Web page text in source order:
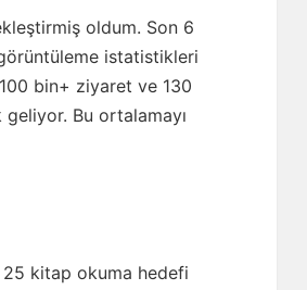
oldum. Son 6
istatistikleri
bin+ ziyaret ve 130
Bu ortalamayı
25 kitap okuma hedefi